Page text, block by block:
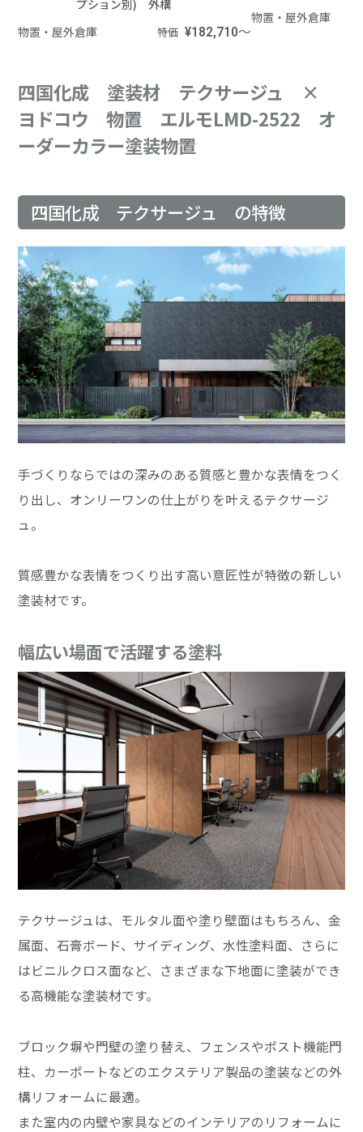
プション別) 外構
物置・屋外倉庫
特価 ¥182,710～
物置・屋外倉庫
四国化成 塗装材 テクサージュ ×
ヨドコウ 物置 エルモLMD-2522 オ
ーダーカラー塗装物置
四国化成 テクサージュ の特徴
手づくりならではの深みのある質感と豊かな表情をつく
り出し、オンリーワンの仕上がりを叶えるテクサージ
ュ。
質感豊かな表情をつくり出す高い意匠性が特徴の新しい
塗装材です。
幅広い場面で活躍する塗料
テクサージュは、モルタル面や塗り壁面はもちろん、金
属面、石膏ボード、サイディング、水性塗料面、さらに
はビニルクロス面など、さまざまな下地面に塗装ができ
る高機能な塗装材です。
ブロック塀や門壁の塗り替え、フェンスやポスト機能門
柱、カーポートなどのエクステリア製品の塗装などの外
構リフォームに最適。
また室内の内壁や家具などのインテリアのリフォームに